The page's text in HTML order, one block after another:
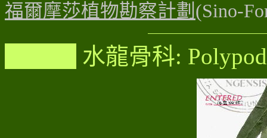
福爾摩莎植物勘察計劃 (Sino-
水龍骨科: